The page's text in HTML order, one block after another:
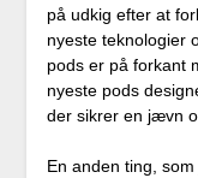
på udkig efter at
nyeste teknologier
pods er på forkant
nyeste pods
der sikrer en jævn
En anden ting,